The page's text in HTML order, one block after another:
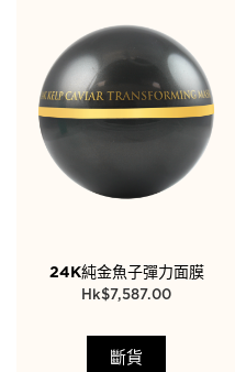
24K純金魚子彈力面膜
$7,587.00
斷貨